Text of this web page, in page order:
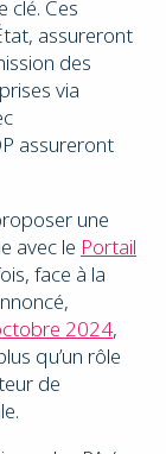
clé. Ces
assureront
des
via
assureront
une
avec le Portail
face à la
2024,
qu’un rôle
de